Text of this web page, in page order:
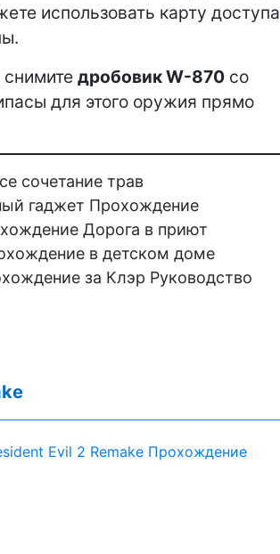
использовать карту доступа
дробовик W-870 со
для этого оружия прямо
сочетание трав
гаджет Прохождение
Дорога в приют
в детском доме
за Клэр Руководство
Evil 2 Remake Прохождение